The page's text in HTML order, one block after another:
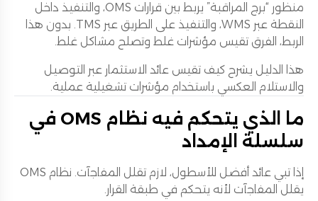
منظور “برج المراقبة” يربط بين قرارات OMS، والتنفيذ داخل
النقطة عبر WMS، والتنفيذ على الطريق عبر TMS. بدون هذا
الربط، الفرق تقيس مؤشرات غلط وتصلح مشاكل غلط.
هذا الدليل يشرح كيف تقيس عائد الاستثمار عبر التوصيل
والاستلام العكسي باستخدام مؤشرات تشغيلية عملية.
ما الذي يتحكم فيه نظام OMS في
سلسلة الإمداد
إذا تبي عائد أفضل للأسطول، لازم تقلل المفاجآت. نظام OMS
يقلل المفاجآت لأنه يتحكم في طبقة القرار.